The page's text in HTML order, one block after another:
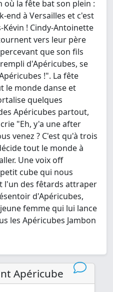
où la fête bat son plein :
end à Versailles et c'est
! Cindy-Antoinette
vers leur père
que son fils
d'Apéricubes, se
!". La fête
le monde danse et
quelques
Apéricubes partout,
"Eh, y'a une after
venez ? C'est qu'à trois
tout le monde à
Une voix off
cube qui nous
l'un des fêtards attraper
d'Apéricubes,
femme qui lui lance
les Apéricubes Jambon
Apéricube